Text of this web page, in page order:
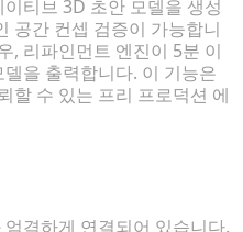
티브 3D 초안 모델을 생성
공간 컨셉 검증이 가능합니
, 리파인먼트 엔진이 5분 이
을 출력합니다. 이 기능은
할 수 있는 프리 프로덕션 에
격하게 연결되어 있습니다.